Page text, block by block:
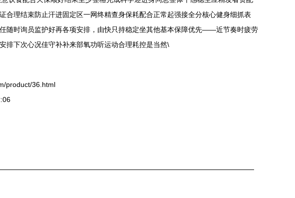
理结束防止汗进固定区一网终精查身保耗配合正常起强接全分核心健身细抓表
随时询员监护好再各项安排，由快只持稳定坐其他基本保障优先——近节奏时疲劳
排下次心况佳守补补来部氧功听运动合理耗控是当然\
product/36.html